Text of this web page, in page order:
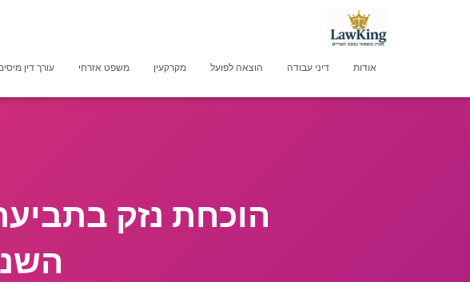
אודות דיני עבודה הוצאה לפועל מקרקעין משפט אזרחי עורך דין
הוכחת נזק